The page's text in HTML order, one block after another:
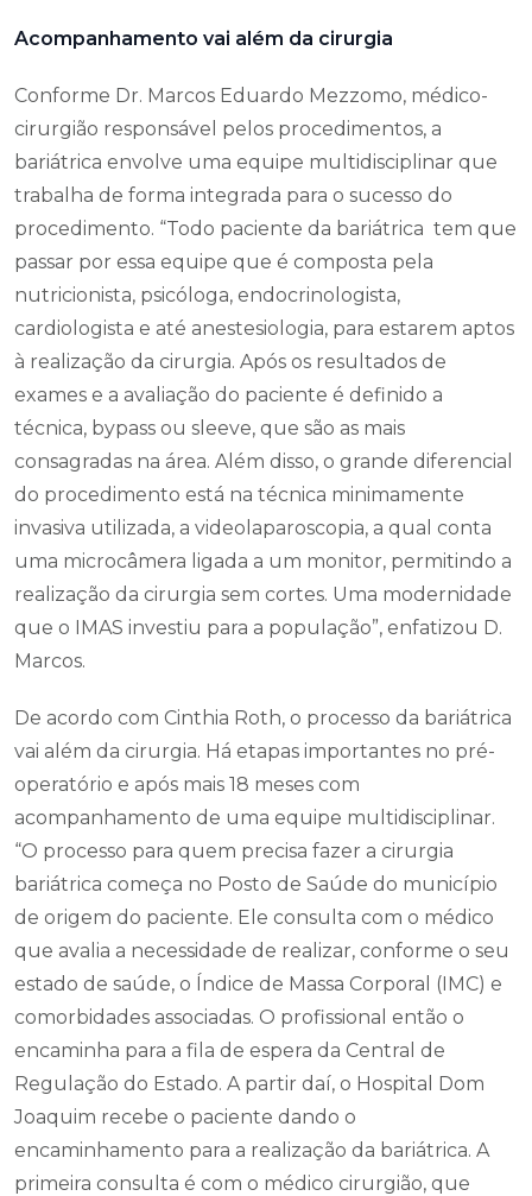
Acompanhamento vai além da cirurgia
Conforme Dr. Marcos Eduardo Mezzomo, médico-
cirurgião responsável pelos procedimentos, a
bariátrica envolve uma equipe multidisciplinar que
trabalha de forma integrada para o sucesso do
procedimento. “Todo paciente da bariátrica tem que
passar por essa equipe que é composta pela
nutricionista, psicóloga, endocrinologista,
cardiologista e até anestesiologia, para estarem aptos
à realização da cirurgia. Após os resultados de
exames e a avaliação do paciente é definido a
técnica, bypass ou sleeve, que são as mais
consagradas na área. Além disso, o grande diferencial
do procedimento está na técnica minimamente
invasiva utilizada, a videolaparoscopia, a qual conta
uma microcâmera ligada a um monitor, permitindo a
realização da cirurgia sem cortes. Uma modernidade
que o IMAS investiu para a população”, enfatizou D.
Marcos.
De acordo com Cinthia Roth, o processo da bariátrica
vai além da cirurgia. Há etapas importantes no pré-
operatório e após mais 18 meses com
acompanhamento de uma equipe multidisciplinar.
“O processo para quem precisa fazer a cirurgia
bariátrica começa no Posto de Saúde do município
de origem do paciente. Ele consulta com o médico
que avalia a necessidade de realizar, conforme o seu
estado de saúde, o Índice de Massa Corporal (IMC) e
comorbidades associadas. O profissional então o
encaminha para a fila de espera da Central de
Regulação do Estado. A partir daí, o Hospital Dom
Joaquim recebe o paciente dando o
encaminhamento para a realização da bariátrica. A
primeira consulta é com o médico cirurgião, que